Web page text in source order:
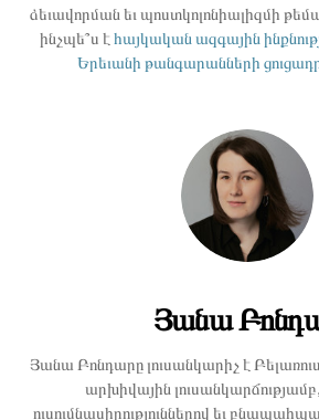
ձեւավորման եւ պոստկոլոնիալիզմի
ինչպե՞ս է հայկական ազգային
Երեւանի թանգարանների
Յանա
Յանա Բոնդարը լուսանկարիչ է
արխիվային լուսանկարճությամբ,
ուսումնասիրություններով եւ